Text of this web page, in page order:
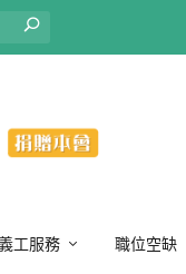
工服務 職位空缺